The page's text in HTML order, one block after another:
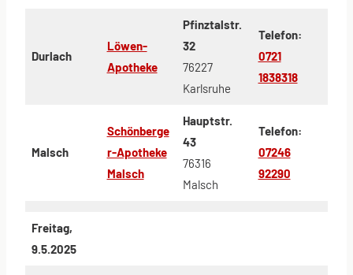
Durlach
Löwen-
Apotheke
Pfinztalstr.
32
76227
Karlsruhe
Telefon:
0721
1838318
Malsch
Schönberge
r-Apotheke
Malsch
Hauptstr.
43
76316
Malsch
Telefon:
07246
92290
Freitag,
9.5.2025